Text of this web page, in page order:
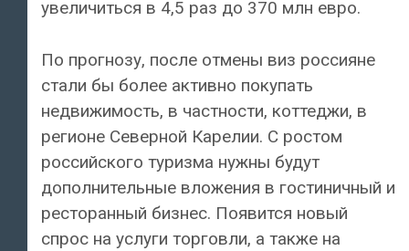
увеличиться в 4,5 раз до 370 млн евро.
По прогнозу, после отмены виз россияне
стали бы более активно покупать
недвижимость, в частности, коттеджи, в
регионе Северной Карелии. С ростом
российского туризма нужны будут
дополнительные вложения в гостиничный и
ресторанный бизнес. Появится новый
спрос на услуги торговли, а также на